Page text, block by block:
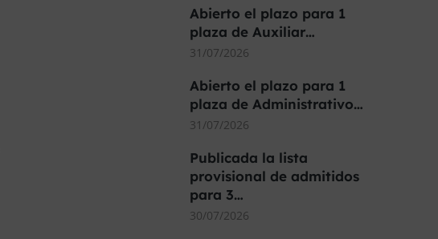
Abierto el plazo para 1
plaza de Auxiliar…
31/07/2026
Abierto el plazo para 1
plaza de Administrativo…
31/07/2026
Publicada la lista
provisional de admitidos
para 3…
30/07/2026